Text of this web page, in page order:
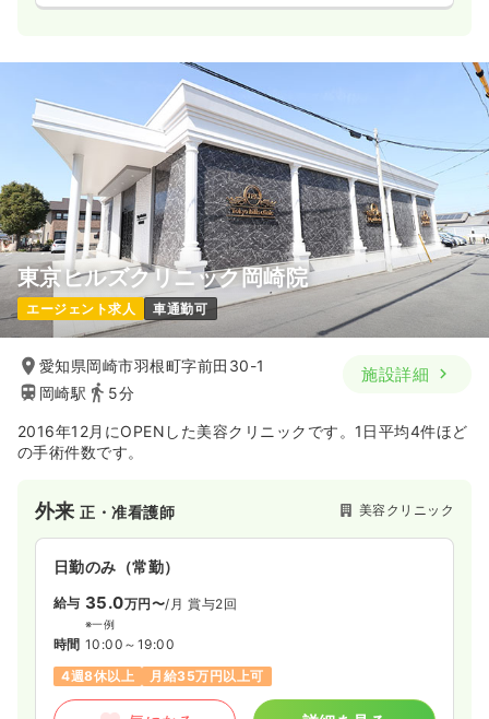
東京ヒルズクリニック岡崎院
エージェント求人 車通勤可
愛知県岡崎市羽根町字前田30-1
岡崎駅
5分
施設詳細
2016年12月にOPENした美容クリニックです。1日平均4件ほど
の手術件数です。
外来正・准看護師 美容クリニック
日勤のみ（常勤）
給与 35.0万円〜/月 賞与2回
※一例
時間 10:00～19:00
4週8休以上
月給35万円以上可